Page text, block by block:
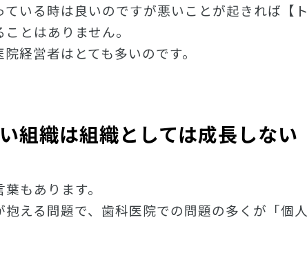
いる時は良いのですが悪いことが起きれば【
とはありません。
経営者はとても多いのです。
組織は組織としては成長しない
もあります。
える問題で、歯科医院での問題の多くが「個人